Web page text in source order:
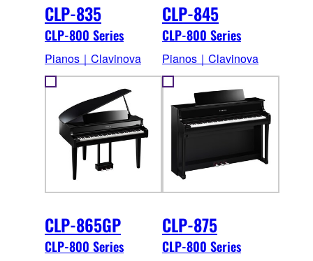
CLP-835
CLP-800 Series
Pianos｜Clavinova
CLP-845
CLP-800 Series
Pianos｜Clavinova
CLP-865GP
CLP-800 Series
CLP-875
CLP-800 Series